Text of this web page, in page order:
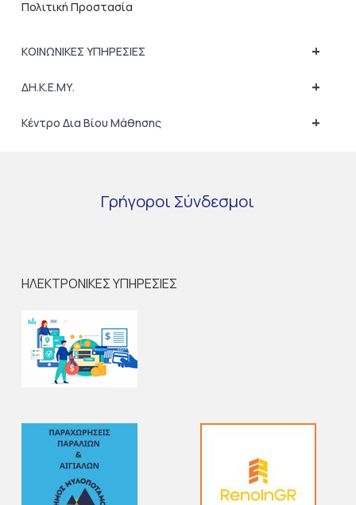
Πολιτική Προστασία
+
ΚΟΙΝΩΝΙΚΕΣ ΥΠΗΡΕΣΙΕΣ
+
ΔΗ.Κ.Ε.ΜΥ.
+
Κέντρο Δια Βίου Μάθησης
Γρήγοροι Σύνδεσμοι
ΗΛΕΚΤΡΟΝΙΚΕΣ ΥΠΗΡΕΣΙΕΣ